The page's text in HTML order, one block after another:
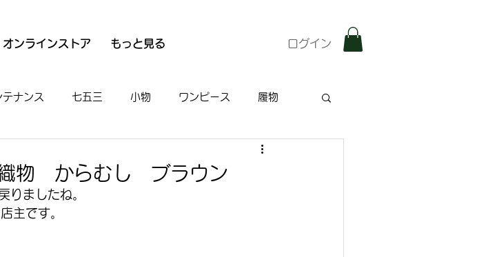
オンラインストア もっと見る ログイン
テナンス 七五三 小物 ワンピース 履物
特集記事
物 からむし ブラウン
りましたね。
主です。